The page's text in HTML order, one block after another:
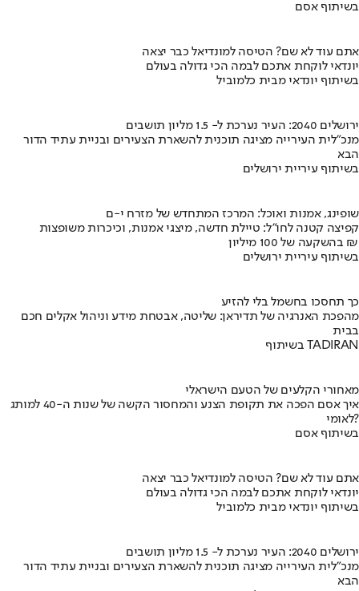
בשיתוף אסם
אתם עוד לא שם? הטיסה למונדיאל כבר יצאה
יונדאי לוקחת אתכם לבמה הכי גדולה בעולם
בשיתוף יונדאי מבית כלמוביל
ירושלים 2040: העיר נערכת ל- 1.5 מליון תושבים
מנכ"לית העירייה מציגה תוכנית להשארת הצעירים ובניית עתיד הדור
הבא
בשיתוף עיריית ירושלים
שופינג, אמנות ואוכל: המרכז המתחדש של מזרח י-ם
קפיצה קטנה לחו"ל: טיילת חדשה, מיצגי אמנות, וכיכרות משופצות
בהשקעה של 100 מיליון ₪
בשיתוף עיריית ירושלים
כך תחסכו בחשמל בלי להזיע
מהפכת האנרגיה של תדיראן: שליטה, אבטחת מידע וניהול אקלים חכם
בבית
בשיתוף TADIRAN
מאחורי הקלעים של הטעם הישראלי
איך אסם הפכה את תקופת הצנע והמחסור הקשה של שנות ה-40 למותג
לאומי?
בשיתוף אסם
אתם עוד לא שם? הטיסה למונדיאל כבר יצאה
יונדאי לוקחת אתכם לבמה הכי גדולה בעולם
בשיתוף יונדאי מבית כלמוביל
ירושלים 2040: העיר נערכת ל- 1.5 מליון תושבים
מנכ"לית העירייה מציגה תוכנית להשארת הצעירים ובניית עתיד הדור
הבא